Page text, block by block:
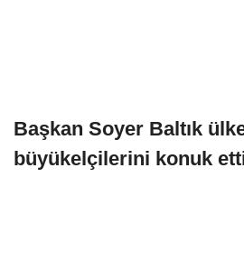
Başkan Soyer Baltık
büyükelçilerini konuk